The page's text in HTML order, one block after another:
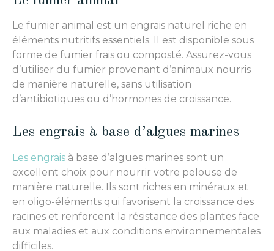
Le fumier animal est un engrais naturel riche en
éléments nutritifs essentiels. Il est disponible sous
forme de fumier frais ou composté. Assurez-vous
d’utiliser du fumier provenant d’animaux nourris
de manière naturelle, sans utilisation
d’antibiotiques ou d’hormones de croissance.
Les engrais à base d’algues marines
Les engrais à base d’algues marines sont un
excellent choix pour nourrir votre pelouse de
manière naturelle. Ils sont riches en minéraux et
en oligo-éléments qui favorisent la croissance des
racines et renforcent la résistance des plantes face
aux maladies et aux conditions environnementales
difficiles.